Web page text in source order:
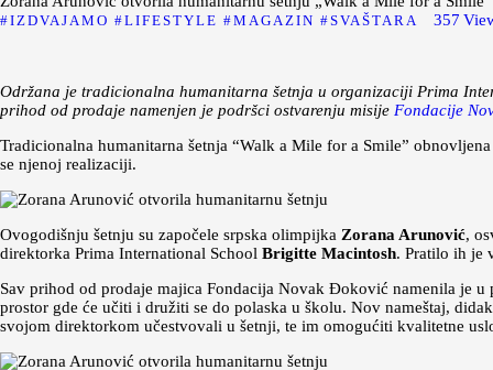
IZDVAJAMO LIFESTYLE MAGAZIN SVAŠTARA 357
Održana je tradicionalna humanitarna šetnja u organizaciji Prima
prihod od prodaje namenjen je podršci ostvarenju misije Fondacije
Tradicionalna humanitarna šetnja “Walk a Mile for a Smile”
se njenoj realizaciji.
Ovogodišnju šetnju su započele srpska olimpijka Zorana Arunović,
direktorka Prima International School Brigitte Macintosh. Pratilo ih je
Sav prihod od prodaje majica Fondacija Novak Đoković namenila je
prostor gde će učiti i družiti se do polaska u školu. Nov nameštaj,
svojom direktorkom učestvovali u šetnji, te im omogućiti kvalitetne